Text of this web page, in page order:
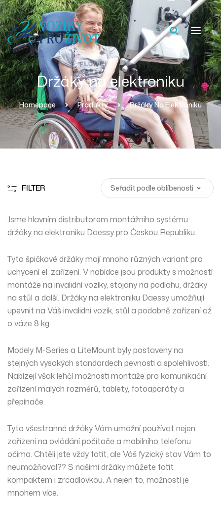
Držáky na elektroniku
Homepage Produkty Držáky Na Elektroniku
FILTER
Jsme hlavním distributorem montážního systému
držáky na elektroniku Daessy pro Českou Republiku.
Tyto špičkové držáky mají mnoho různých variant pro
uchycení el. zařízení. V nabídce jsou produkty s možností
montáže na invalidní vozíky, stojany na podlahu, držáky
na stůl a další. Držáky na elektroniku Daessy umožňují
upevnit na Váš invalidní vozík, stůl a podobně zařízení až
o váze 8 kg.
Modely M-Series a LiteMount byly postaveny na
stejných vysokých standardech pevnosti a spolehlivosti.
Nabízejí však lehčí možnosti montáže pro komunikační
zařízení malých rozměrů, tablety, fotoaparáty a
přepínače.
Tyto všestranné držáky Vám umožní používat nejen
zařízení na ovládání počítače a mobilního telefonu
očima. Chtěli jste vždy fotit, ale Váš fyzický stav Vám to
neumožňoval?? S našimi držáky můžete fotit
kompaktem i zrcadlovkou. A nejen to, možností je
mnohem více.